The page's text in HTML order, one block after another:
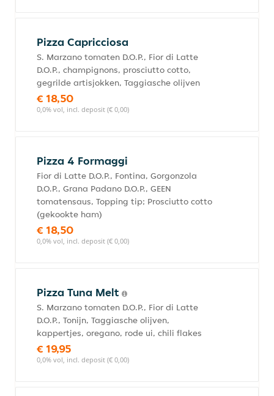
Pizza Capricciosa
S. Marzano tomaten D.O.P., Fior di Latte
D.O.P., champignons, prosciutto cotto,
gegrilde artisjokken, Taggiasche olijven
€ 18,50
0,0% vol, incl. deposit (€ 0,00)
Pizza 4 Formaggi
Fior di Latte D.O.P., Fontina, Gorgonzola
D.O.P., Grana Padano D.O.P., GEEN
tomatensaus, Topping tip; Prosciutto cotto
(gekookte ham)
€ 18,50
0,0% vol, incl. deposit (€ 0,00)
Pizza Tuna Melt
S. Marzano tomaten D.O.P., Fior di Latte
D.O.P., Tonijn, Taggiasche olijven,
kappertjes, oregano, rode ui, chili flakes
€ 19,95
0,0% vol, incl. deposit (€ 0,00)